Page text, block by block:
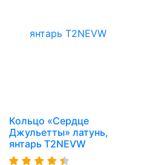
Кольцо «Сердце
Джульетты» латунь,
янтарь T2NEVW